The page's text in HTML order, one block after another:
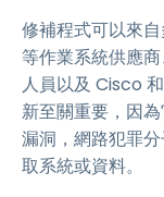
修補程式可以來
等作業系統供應
人員以及 Cisco
新至關重要，因
漏洞，網路犯罪
取系統或資料。